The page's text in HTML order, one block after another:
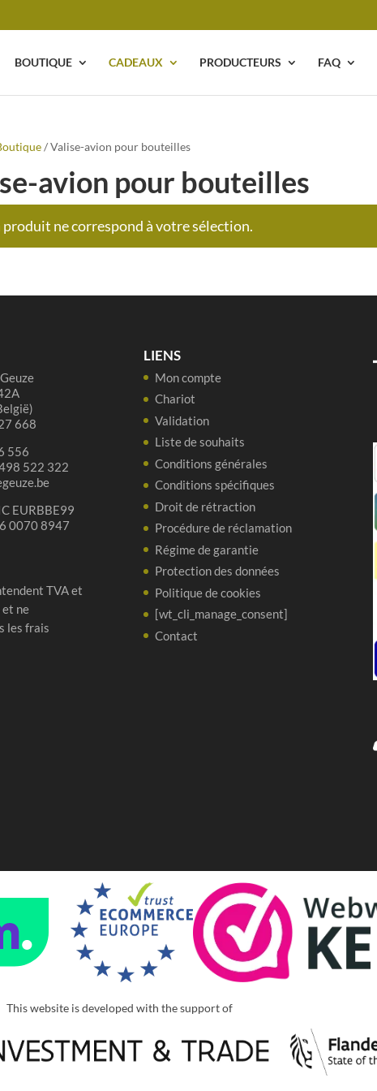
BOUTIQUE CADEAUX PRODUCTEURS FAQ
/ Valise-avion pour bouteilles
avion pour bouteilles
produit ne correspond à votre sélection.
668
556
522 322
EURBBE99
0070 8947
TVA et
ne
les frais
LIENS
Mon compte
Chariot
Validation
Liste de souhaits
Conditions générales
Conditions spécifiques
Droit de rétraction
Procédure de réclamation
Régime de garantie
Protection des données
Politique de cookies
[wt_cli_manage_consent]
Contact
This website is developed with the support of